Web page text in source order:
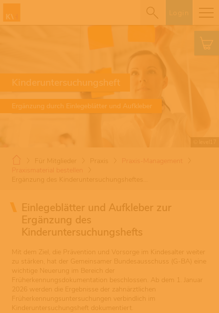
Login
Kinderuntersuchungsheft
Ergänzung durch Einlegeblätter und Aufkleber
Für Mitglieder Praxis
Praxis-Management
Praxismaterial bestellen
Ergänzung des Kinderuntersuchungsheftes…
Einlegeblätter und Aufkleber zur
Ergänzung des
Kinderuntersuchungshefts
Mit dem Ziel, die Prävention und Vorsorge im Kindesalter weiter
zu stärken, hat der Gemeinsamer Bundesausschuss (G-BA) eine
wichtige Neuerung im Bereich der
Früherkennungsdokumentation beschlossen. Ab dem 1. Januar
2026 werden die Ergebnisse der zahnärztlichen
Früherkennungsuntersuchungen verbindlich im
Kinderuntersuchungsheft dokumentiert.